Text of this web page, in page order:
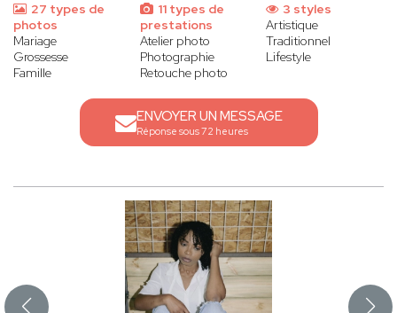
27 types de
photos
Mariage
Grossesse
Famille
11 types de
prestations
Atelier photo
Photographie
Retouche photo
3 styles
Artistique
Traditionnel
Lifestyle
ENVOYER UN MESSAGE
Réponse sous 72 heures